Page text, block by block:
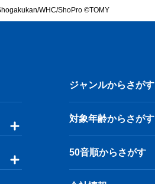
WHC/ShoPro ©TOMY
ジャンルからさがす
対象年齢からさがす
50音順からさがす